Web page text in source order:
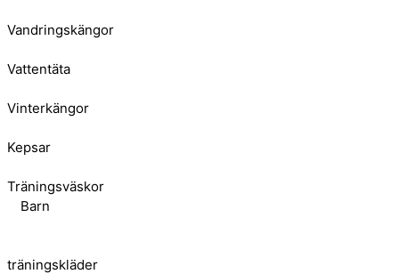
Vandringskängor
Vattentäta
Vinterkängor
Kepsar
Träningsväskor
Barn
träningskläder